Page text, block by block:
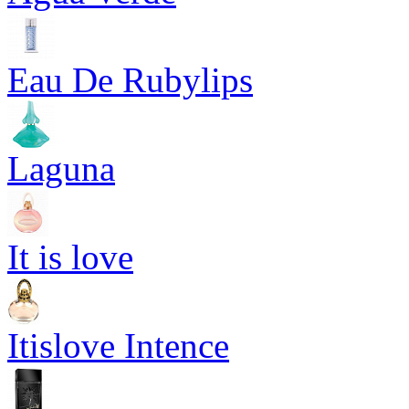
Eau De Rubylips
Laguna
It is love
Itislove Intence